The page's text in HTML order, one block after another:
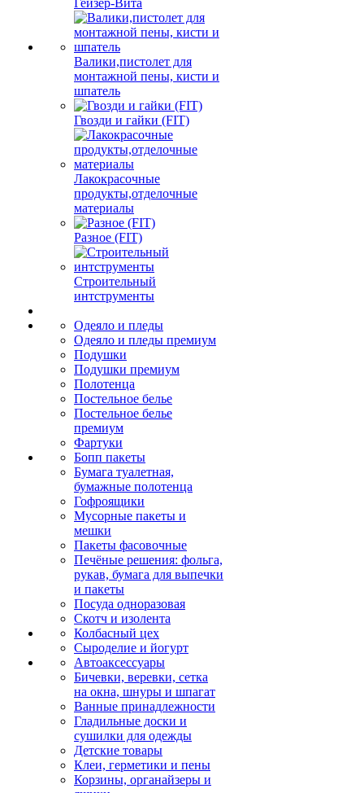
Гейзер-Вита
Валики,пистолет для
монтажной пены, кисти и
шпатель
Гвозди и гайки (FIT)
Лакокрасочные
продукты,отделочные
материалы
Разное (FIT)
Строительный
интструменты
Одеяло и пледы
Одеяло и пледы премиум
Подушки
Подушки премиум
Полотенца
Постельное белье
Постельное белье
премиум
Фартуки
Бопп пакеты
Бумага туалетная,
бумажные полотенца
Гофроящики
Мусорные пакеты и
мешки
Пакеты фасовочные
Печёные решения: фольга,
рукав, бумага для выпечки
и пакеты
Посуда одноразовая
Скотч и изолента
Колбасный цех
Сыроделие и йогурт
Автоаксессуары
Бичевки, веревки, сетка
на окна, шнуры и шпагат
Ванные принадлежности
Гладильные доски и
сушилки для одежды
Детские товары
Клеи, герметики и пены
Корзины, органайзеры и